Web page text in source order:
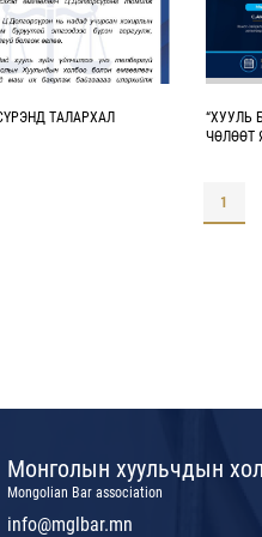
ТАЛАРХАЛ
“ХУУЛЬ
ЧӨЛӨӨТ
1
Монголын хуульчдын
Mongolian Bar association
info@mglbar.mn